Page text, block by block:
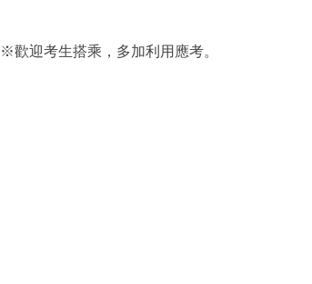
※歡迎考生搭乘，多加利用應考。